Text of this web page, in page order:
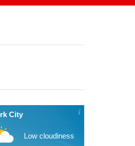
City
Low cloudiness